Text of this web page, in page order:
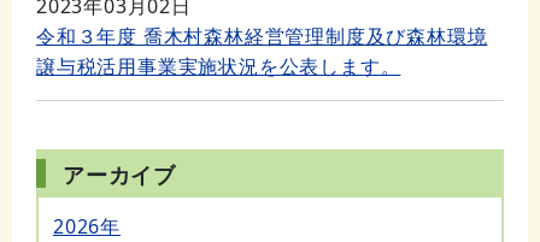
2023年03月02日
令和３年度 喬木村森林経営管理制度及び森林環境
譲与税活用事業実施状況を公表します。
アーカイブ
2026年